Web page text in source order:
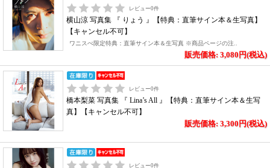
レビュー0件
横山涼 写真集 『 りょう 』【特典：直筆サイン本＆生写真】
【キャンセル不可】
ワニスぺ限定特典：直筆サイン本＆生写真 ※商品ページの注..
販売価格: 3,080円(税込)
レビュー0件
橋本梨菜 写真集 『 Lina’s All 』【特典：直筆サイン本＆生写
真】【キャンセル不可】
販売価格: 3,300円(税込)
レビュー0件